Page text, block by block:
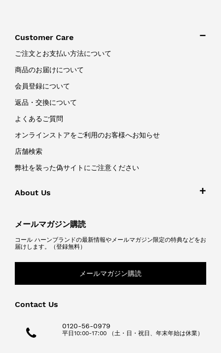
Customer Care
ご注文とお支払い方法について
商品のお届けについて
会員登録について
返品・交換について
よくあるご質問
オンラインストアをご利用のお客様へお知らせ
店舗検索
弊社を装った偽サイトにご注意ください
About Us
メールマガジン購読
コール ハーンブランドの最新情報やメールマガジン限定の特典などをお
届けします。（登録無料）
メールマガジン購読
Contact Us
0120-56-0979
平日10:00-17:00 （土・日・祝日、年末年始は休業）